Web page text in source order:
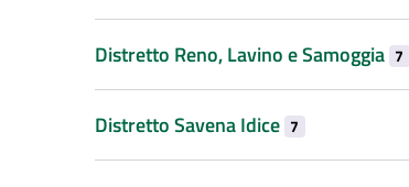
Distretto Reno, Lavino e Samoggia 7
Distretto Savena Idice 7